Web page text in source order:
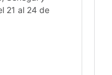
21 al 24 de